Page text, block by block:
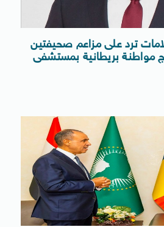
ترد على مزاعم صحيفتين
مواطنة بريطانية بمستشفى